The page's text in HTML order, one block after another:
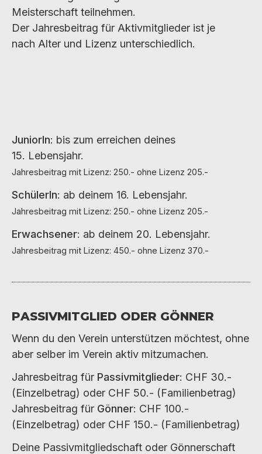
Meisterschaft teilnehmen.
Der Jahresbeitrag für Aktivmitglieder ist je
nach Alter und Lizenz unterschiedlich.
JuniorIn: bis zum erreichen deines
15. Lebensjahr.
Jahresbeitrag mit Lizenz: 250.- ohne Lizenz 205.-
SchülerIn: ab deinem 16. Lebensjahr.
Jahresbeitrag mit Lizenz: 250.- ohne Lizenz 205.-
Erwachsener: ab deinem 20. Lebensjahr.
Jahresbeitrag mit Lizenz: 450.- ohne Lizenz 370.-
Passivmitglied oder Gönner
Wenn du den Verein unterstützen möchtest, ohne
aber selber im Verein aktiv mitzumachen.
Jahresbeitrag für Passivmitglieder: CHF 30.-
(Einzelbetrag) oder CHF 50.- (Familienbetrag)
Jahresbeitrag für Gönner: CHF 100.-
(Einzelbetrag) oder CHF 150.- (Familienbetrag)
Deine Passivmitgliedschaft oder Gönnerschaft